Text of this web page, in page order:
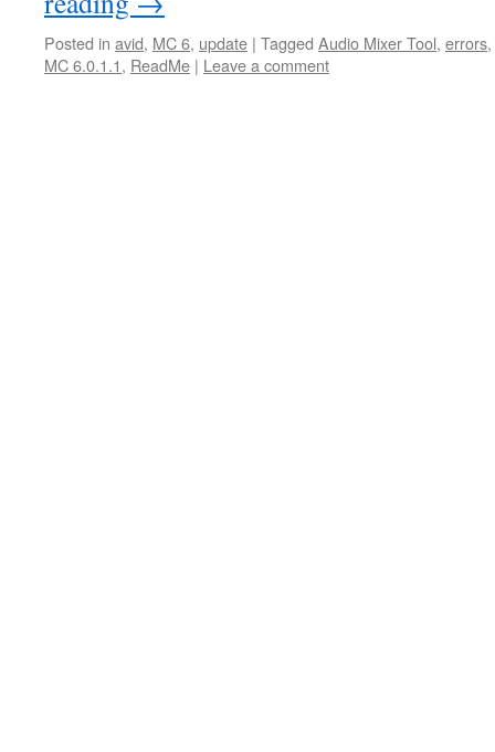
Posted in avid, MC 6, update | Tagged Audio Mixer Tool, errors,
MC 6.0.1.1, ReadMe | Leave a comment